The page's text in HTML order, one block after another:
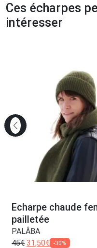
Ces écharpes
intéresser
Echarpe chaude
pailletée
PALÂBA
45€ 31,50€ -30%